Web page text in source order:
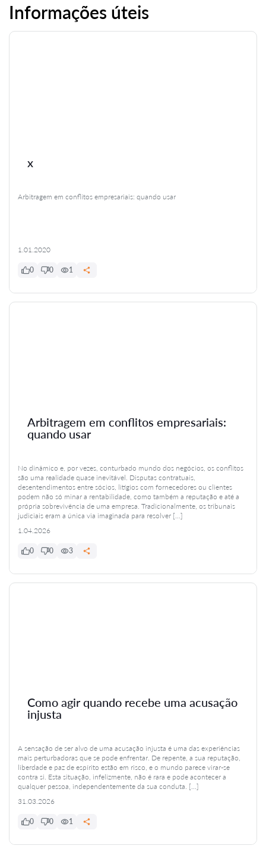
Informações úteis
x
Arbitragem em conflitos empresariais: quando usar
1.01.2020
0 0 1
Arbitragem em conflitos empresariais:
quando usar
No dinâmico e, por vezes, conturbado mundo dos negócios, os conflitos
são uma realidade quase inevitável. Disputas contratuais,
desentendimentos entre sócios, litígios com fornecedores ou clientes
podem não só minar a rentabilidade, como também a reputação e até a
própria sobrevivência de uma empresa. Tradicionalmente, os tribunais
judiciais eram a única via imaginada para resolver […]
1.04.2026
0 0 3
Como agir quando recebe uma acusação
injusta
A sensação de ser alvo de uma acusação injusta é uma das experiências
mais perturbadoras que se pode enfrentar. De repente, a sua reputação,
liberdade e paz de espírito estão em risco, e o mundo parece virar-se
contra si. Esta situação, infelizmente, não é rara e pode acontecer a
qualquer pessoa, independentemente da sua conduta. […]
31.03.2026
0 0 1